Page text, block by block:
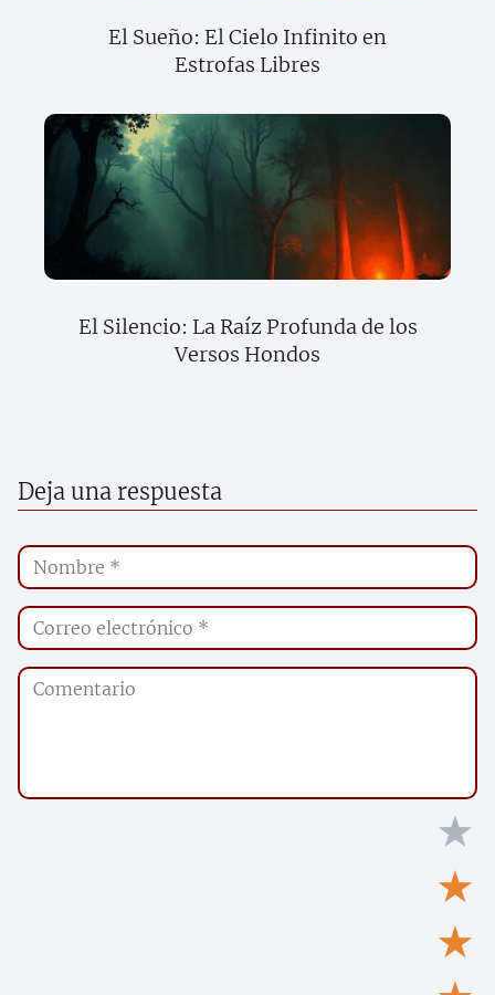
El Sueño: El Cielo Infinito en
Estrofas Libres
El Silencio: La Raíz Profunda de los
Versos Hondos
Deja una respuesta
★
★
★